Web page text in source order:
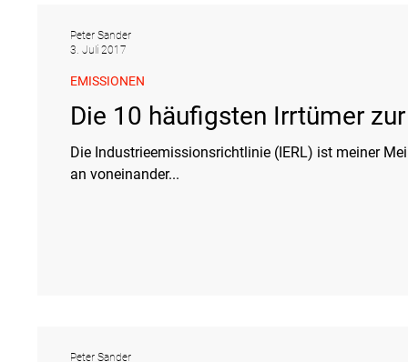
Die 10 häufigsten Irrtümer
Die Industrieemissionsrichtlinie (IERL) ist meiner
an voneinander...
EMISSIONEN
Peter Sander
3. Juli 2017
Peter Sander